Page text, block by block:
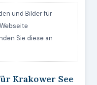
und Bilder für
Sie diese an
Krakower See